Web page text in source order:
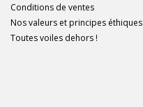
Conditions de ventes
Nos valeurs et principes éthiques
Toutes voiles dehors !